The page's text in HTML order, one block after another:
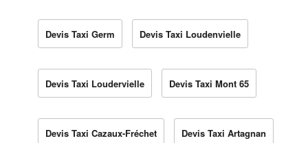
Devis Taxi Germ Devis Taxi Loudenvielle
Devis Taxi Loudervielle Devis Taxi Mont 65
Devis Taxi Cazaux-Fréchet Devis Taxi Artagnan